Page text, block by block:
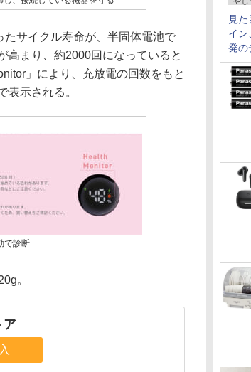
見
イン
発の
サイクル寿命が、半固体電池で
高まり、約2000回になっていると
」により、充放電の回数をもと
表示される。
で診断
。
ア